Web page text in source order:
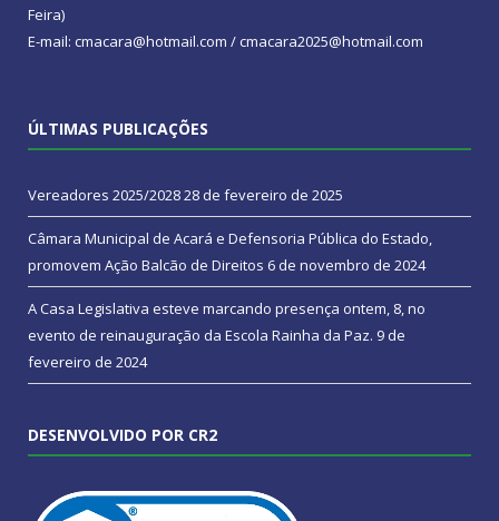
Feira)
E-mail: cmacara@hotmail.com / cmacara2025@hotmail.com
ÚLTIMAS PUBLICAÇÕES
Vereadores 2025/202828 de fevereiro de 2025
Câmara Municipal de Acará e Defensoria Pública do Estado,
promovem Ação Balcão de Direitos 6 de novembro de 2024
A Casa Legislativa esteve marcando presença ontem, 8, no
evento de reinauguração da Escola Rainha da Paz. 9 de
fevereiro de 2024
DESENVOLVIDO POR CR2